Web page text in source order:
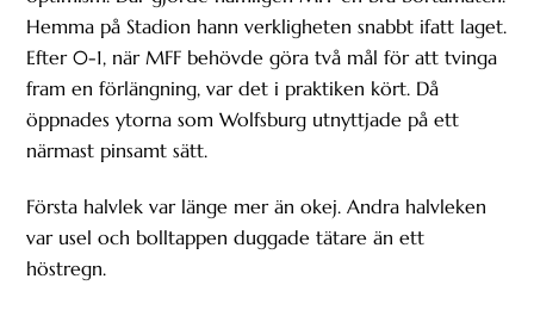
Hemma på Stadion hann verkligheten snabbt ifatt laget.
Efter 0-1, när MFF behövde göra två mål för att tvinga
fram en förlängning, var det i praktiken kört. Då
öppnades ytorna som Wolfsburg utnyttjade på ett
närmast pinsamt sätt.
Första halvlek var länge mer än okej. Andra halvleken
var usel och bolltappen duggade tätare än ett
höstregn.